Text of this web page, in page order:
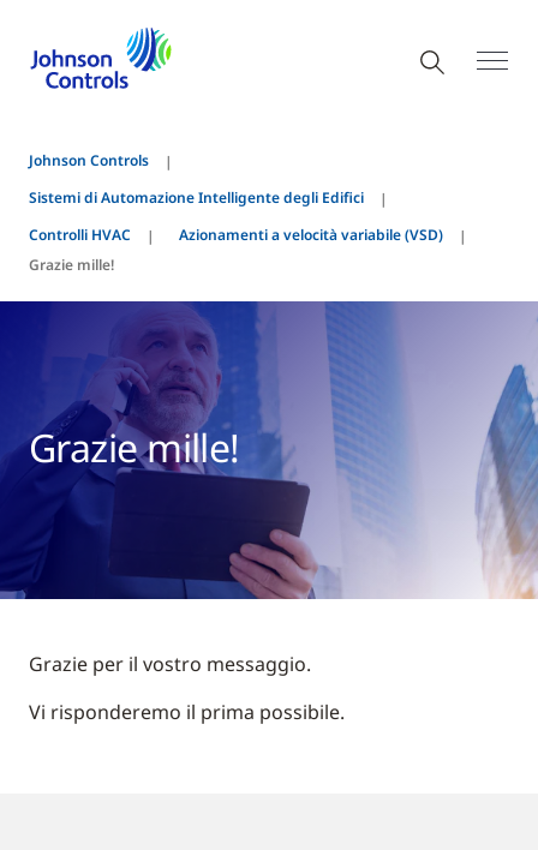
Johnson Controls
Sistemi di Automazione Intelligente degli Edifici
Controlli HVAC
Azionamenti a velocità variabile (VSD)
Grazie mille!
Grazie mille!
Grazie per il vostro messaggio.
Vi risponderemo il prima possibile.